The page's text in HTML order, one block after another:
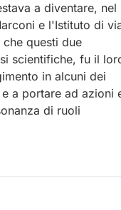
a diventare, nel
e l'Istituto di
questi due
scientifiche, fu il
in alcuni dei
a portare ad azioni
di ruoli